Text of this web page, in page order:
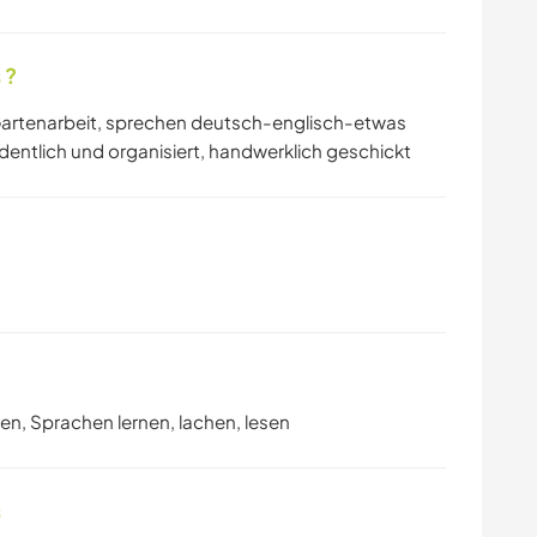
sprechen deutsch-englisch-etwas
und organisiert, handwerklich geschickt
Sprachen lernen, lachen, lesen